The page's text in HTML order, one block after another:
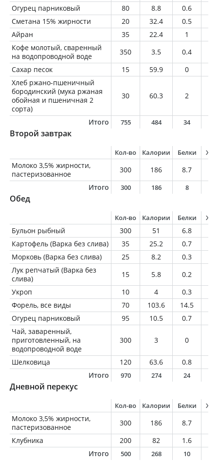
Огурец парниковый
80 8.8 0.6
Сметана 15% жирности
20 32.4 0.5
Айран
35 22.4 1
Кофе молотый, сваренный
на водопроводной воде
350 3.5 0.4
Сахар песок
15 59.9 0
Хлеб ржано-пшеничный
бородинский (мука ржаная
обойная и пшеничная 2
сорта)
30 60.3 2
Итого 755 484 34
Второй завтрак
Кол-во Калории Белки
Молоко 3,5% жирности,
пастеризованное
300 186 8.7
Итого
300 186 8
Обед
Кол-во Калории Белки
Бульон рыбный 300 51 6.8
Картофель (Варка без слива)
35 25.2 0.7
Морковь (Варка без слива)
25 8.2 0.3
Лук репчатый (Варка без
слива)
15 5.8 0.2
Укроп
10 4 0.3
Форель, все виды
70 103.6 14.5
Огурец парниковый
95 10.5 0.7
Чай, заваренный,
приготовленный, на
водопроводной воде
300 3 0
Шелковица 120 63.6 0.8
Итого
970 274 24
Дневной перекус
Кол-во Калории Белки
Молоко 3,5% жирности,
пастеризованное
300 186 8.7
Клубника
200 82 1.6
Итого
500 268 10